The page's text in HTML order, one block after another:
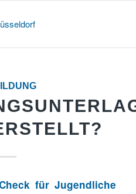
für Jugendliche